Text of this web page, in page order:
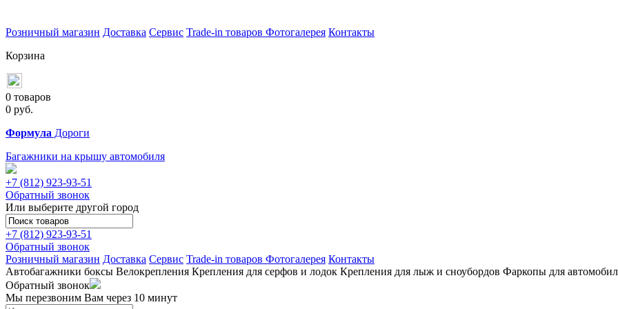
Розничный магазин Доставка Сервис Trade-in товаров Фотогалерея Контакты
Корзина
0 товаров
0 руб.
Формула Дороги
Багажники на крышу автомобиля
+7 (812) 923-93-51
Обратный звонок
Или выберите другой город
+7 (812) 923-93-51
Обратный звонок
Розничный магазин Доставка Сервис Trade-in товаров Фотогалерея Контакты
Автобагажники боксы Велокрепления Крепления для серфов и лодок Крепления для лыж и сноубордов Фаркопы для
Обратный звонок
Мы перезвоним Вам через 10 минут